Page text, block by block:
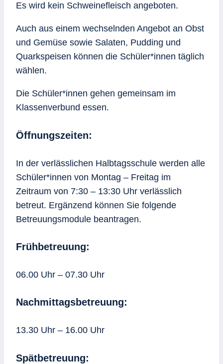
Es wird kein Schweinefleisch angeboten.
Auch aus einem wechselnden Angebot an Obst
und Gemüse sowie Salaten, Pudding und
Quarkspeisen können die Schüler*innen täglich
wählen.
Die Schüler*innen gehen gemeinsam im
Klassenverbund essen.
Öffnungszeiten:
In der verlässlichen Halbtagsschule werden alle
Schüler*innen von Montag – Freitag im
Zeitraum von 7:30 – 13:30 Uhr verlässlich
betreut. Ergänzend können Sie folgende
Betreuungsmodule beantragen.
Frühbetreuung:
06.00 Uhr – 07.30 Uhr
Nachmittagsbetreuung:
13.30 Uhr – 16.00 Uhr
Spätbetreuung: